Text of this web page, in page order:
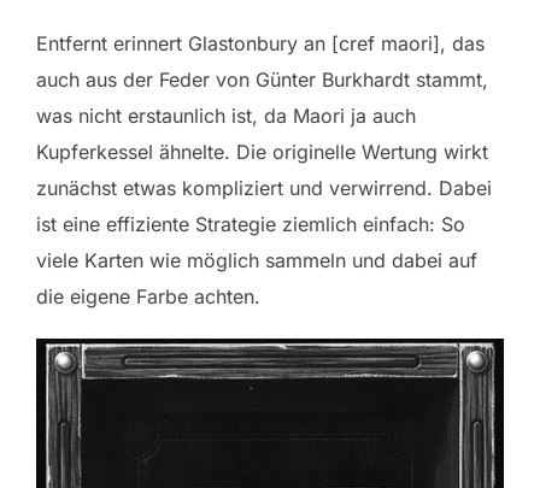
Entfernt erinnert Glastonbury an [cref maori], das
auch aus der Feder von Günter Burkhardt stammt,
was nicht erstaunlich ist, da Maori ja auch
Kupferkessel ähnelte. Die originelle Wertung wirkt
zunächst etwas kompliziert und verwirrend. Dabei
ist eine effiziente Strategie ziemlich einfach: So
viele Karten wie möglich sammeln und dabei auf
die eigene Farbe achten.